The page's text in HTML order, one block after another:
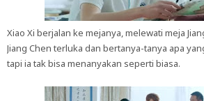
Xiao Xi berjalan ke mejanya, melewati meja
Jiang Chen terluka dan bertanya-tanya apa
tapi ia tak bisa menanyakan seperti biasa.